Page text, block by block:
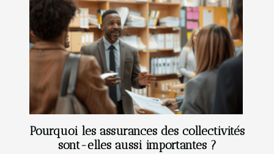
Pourquoi les assurances des collectivités
sont-elles aussi importantes ?